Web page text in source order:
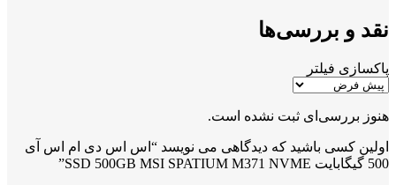
نقد و بررسی‌ها
پاکسازی فیلتر
هنوز بررسی‌ای ثبت نشده است.
اولین کسی باشید که دیدگاهی می نویسد “اس اس دی ام اس آی
500 گیگابایت SSD 500GB MSI SPATIUM M371 NVME”